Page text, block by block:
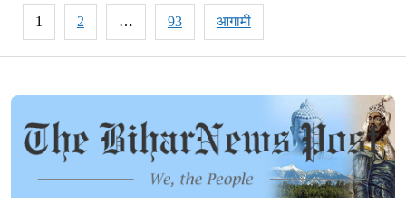
Posts
pagination
1 2 … 93 आगामी